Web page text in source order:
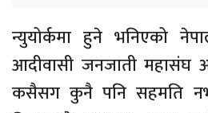
न्युयोर्कमा हुने भनिएको
आदीवासी जनजाती महासंघ
कसैसग कुनै पनि सहमति